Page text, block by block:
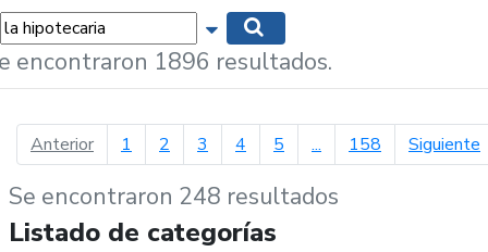
Mostrar opciones de búsqueda
encontraron 1896 resultados.
Anteriorpágina anterior
1 2 3 4 5 ... 158 Siguiente
Se encontraron 248 resultados
Listado de categorías